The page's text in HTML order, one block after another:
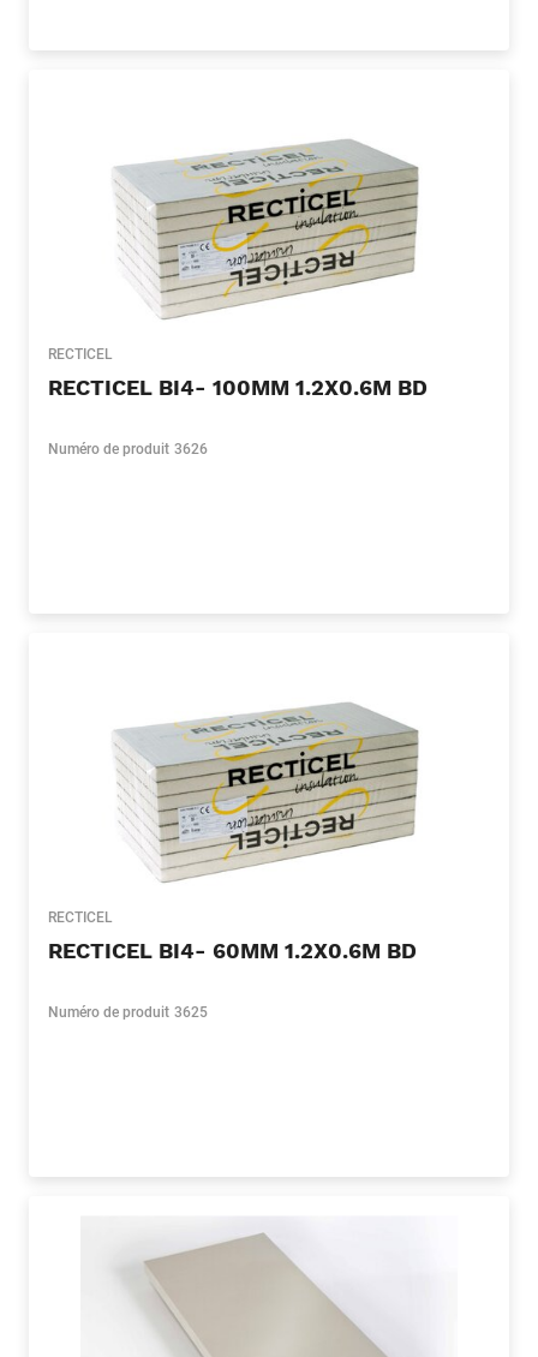
RECTICEL
RECTICEL BI4- 100MM 1.2X0.6M BD
Numéro de produit 3626
RECTICEL
RECTICEL BI4- 60MM 1.2X0.6M BD
Numéro de produit 3625